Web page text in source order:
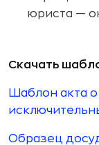
юриста —
Скачать
Шаблон акта
Образец